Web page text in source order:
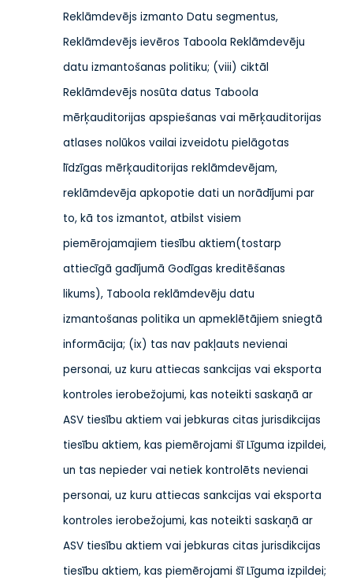
Reklāmdevējs izmanto Datu segmentus,
Reklāmdevējs ievēros Taboola Reklāmdevēju
datu izmantošanas politiku; (viii) ciktāl
Reklāmdevējs nosūta datus Taboola
mērķauditorijas apspiešanas vai mērķauditorijas
atlases nolūkos vailai izveidotu pielāgotas
līdzīgas mērķauditorijas reklāmdevējam,
reklāmdevēja apkopotie dati un norādījumi par
to, kā tos izmantot, atbilst visiem
piemērojamajiem tiesību aktiem(tostarp
attiecīgā gadījumā Godīgas kreditēšanas
likums), Taboola reklāmdevēju datu
izmantošanas politika un apmeklētājiem sniegtā
informācija; (ix) tas nav pakļauts nevienai
personai, uz kuru attiecas sankcijas vai eksporta
kontroles ierobežojumi, kas noteikti saskaņā ar
ASV tiesību aktiem vai jebkuras citas jurisdikcijas
tiesību aktiem, kas piemērojami šī Līguma izpildei,
un tas nepieder vai netiek kontrolēts nevienai
personai, uz kuru attiecas sankcijas vai eksporta
kontroles ierobežojumi, kas noteikti saskaņā ar
ASV tiesību aktiem vai jebkuras citas jurisdikcijas
tiesību aktiem, kas piemērojami šī Līguma izpildei;